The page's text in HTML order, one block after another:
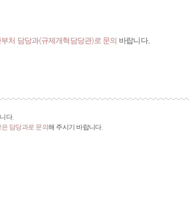
처 담당과(규제개혁담당관)로 문의 바랍니다.
다.
담당과로 문의해 주시기 바랍니다.